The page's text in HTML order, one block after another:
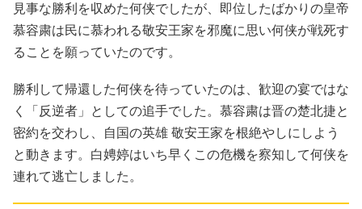
見事な勝利を収めた何侠でしたが、即位したばかりの皇帝
慕容粛は民に慕われる敬安王家を邪魔に思い何侠が戦死す
ることを願っていたのです。
勝利して帰還した何侠を待っていたのは、歓迎の宴ではな
く「反逆者」としての追手でした。慕容粛は晋の楚北捷と
密約を交わし、自国の英雄 敬安王家を根絶やしにしよう
と動きます。白娉婷はいち早くこの危機を察知して何侠を
連れて逃亡しました。